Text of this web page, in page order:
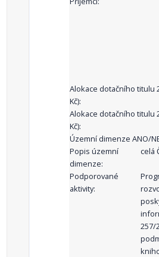
Alokace dotačního titulu
Kč):
Alokace dotačního titulu
Kč):
Územní dimenze ANO/
Popis územní
dimenze:
celá
Podporované
aktivity:
257/